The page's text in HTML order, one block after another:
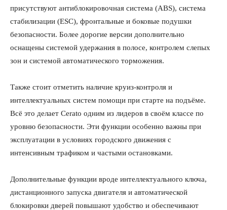
присутствуют антиблокировочная система (ABS), система
стабилизации (ESC), фронтальные и боковые подушки
безопасности. Более дорогие версии дополнительно
оснащены системой удержания в полосе, контролем слепых
зон и системой автоматического торможения.
Также стоит отметить наличие круиз-контроля и
интеллектуальных систем помощи при старте на подъёме.
Всё это делает Cerato одним из лидеров в своём классе по
уровню безопасности. Эти функции особенно важны при
эксплуатации в условиях городского движения с
интенсивным трафиком и частыми остановками.
Дополнительные функции вроде интеллектуального ключа,
дистанционного запуска двигателя и автоматической
блокировки дверей повышают удобство и обеспечивают